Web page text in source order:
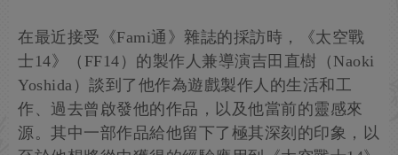
在最近接受《Fami通》雜誌的採訪時，《太空戰
士14》（FF14）的製作人兼導演吉田直樹（Naoki
Yoshida）談到了他作為遊戲製作人的生活和工
作、過去曾啟發他的作品，以及他當前的靈感來
源。其中一部作品給他留下了極其深刻的印象，以